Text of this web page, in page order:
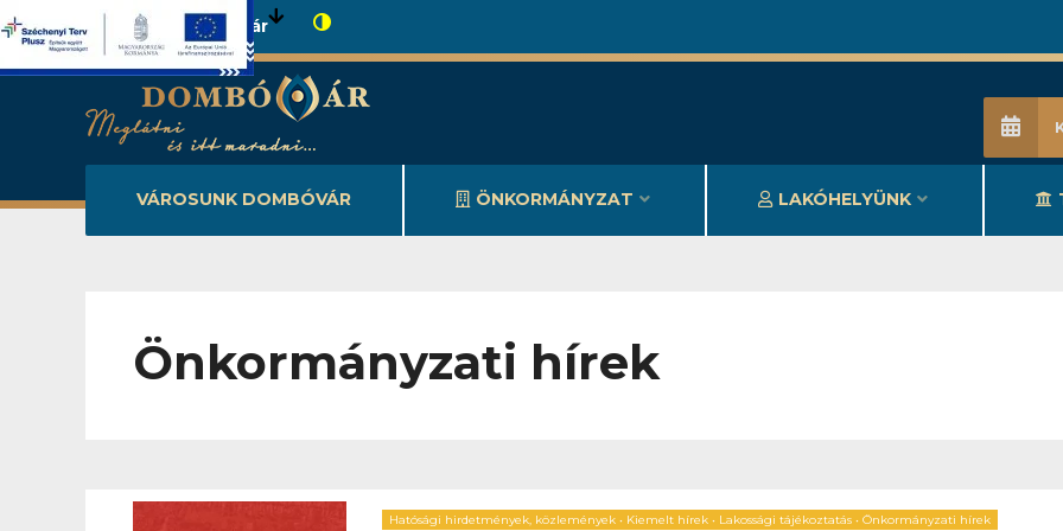
Városunk Dombóvár
VÁROSUNK DOMBÓVÁR ÖNKORMÁNYZAT LAKÓHELYÜNK
Önkormányzati hírek
Hatósági hirdetmények, közlemények • Kiemelt hírek • Lakossági tájékoztatás • Önkormányzati hírek